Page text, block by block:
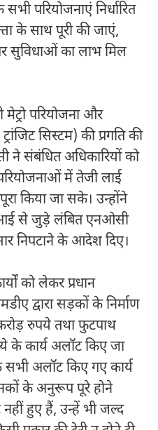
परियोजनाएं निर्धारित
के साथ पूरी की जाएं,
सुविधाओं का लाभ मिल
परियोजना और
सिस्टम) की प्रगति की
ने संबंधित अधिकारियों को
में तेजी लाई
किया जा सके। उन्होंने
से जुड़े लंबित एनओसी
निपटाने के आदेश दिए।
को लेकर प्रधान
द्वारा सड़कों के निर्माण
रुपये तथा फुटपाथ
के कार्य अलॉट किए जा
सभी अलॉट किए गए कार्य
के अनुरूप पूरे होने
नहीं हुए हैं, उन्हें भी जल्द